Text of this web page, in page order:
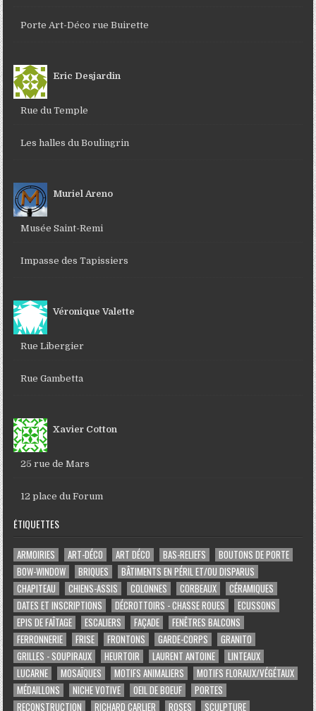
Porte Art-Déco rue Buirette
Eric Desjardin
Rue du Temple
Les halles du Boulingrin
Muriel Areno
Musée Saint-Remi
Impasse des Tapissiers
Véronique Valette
Rue Libergier
Rue Gambetta
Xavier Cotton
25 rue de Mars
12 place du Forum
ÉTIQUETTES
ARMOIRIES ART-DÉCO ART DÉCO BAS-RELIEFS
BOUTONS DE PORTE
BOW-WINDOW
BRIQUES
BÂTIMENTS EN PÉRIL ET/OU DISPARUS
CHAPITEAU
CHIENS-ASSIS COLONNES CORBEAUX
CÉRAMIQUES
DATES ET INSCRIPTIONS
DÉCROTTOIRS - CHASSE ROUES
ECUSSONS
EPIS DE FAÎTAGE
ESCALIERS FAÇADE
FENÊTRES BALCONS
FERRONNERIE
FRISE FRONTONS GARDE-CORPS
GRANITO
GRILLES - SOUPIRAUX
HEURTOIR LAURENT ANTOINE
LINTEAUX
LUCARNE
MOSAÏQUES MOTIFS ANIMALIERS
MOTIFS FLORAUX/VÉGÉTAUX
MÉDAILLONS
NICHE VOTIVE OEIL DE BOEUF
PORTES
RECONSTRUCTION
RICHARD CARLIER ROSES SCULPTURE